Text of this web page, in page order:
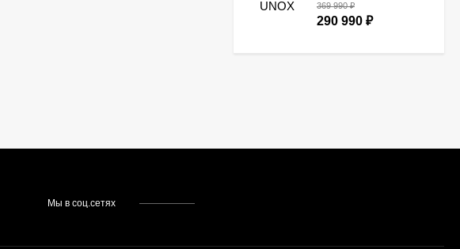
369 990₽
290 990 ₽
Мы в соц.сетях